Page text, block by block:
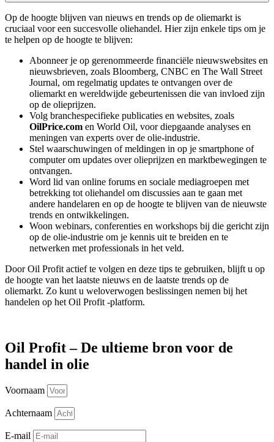
Op de hoogte blijven van nieuws en trends op de oliemarkt is
cruciaal voor een succesvolle oliehandel. Hier zijn enkele tips om je
te helpen op de hoogte te blijven:
Abonneer je op gerenommeerde financiële nieuwswebsites en
nieuwsbrieven, zoals Bloomberg, CNBC en The Wall Street
Journal, om regelmatig updates te ontvangen over de
oliemarkt en wereldwijde gebeurtenissen die van invloed zijn
op de olieprijzen.
Volg branchespecifieke publicaties en websites, zoals
OilPrice.com en World Oil, voor diepgaande analyses en
meningen van experts over de olie-industrie.
Stel waarschuwingen of meldingen in op je smartphone of
computer om updates over olieprijzen en marktbewegingen te
ontvangen.
Word lid van online forums en sociale mediagroepen met
betrekking tot oliehandel om discussies aan te gaan met
andere handelaren en op de hoogte te blijven van de nieuwste
trends en ontwikkelingen.
Woon webinars, conferenties en workshops bij die gericht zijn
op de olie-industrie om je kennis uit te breiden en te
netwerken met professionals in het veld.
Door Oil Profit actief te volgen en deze tips te gebruiken, blijft u op
de hoogte van het laatste nieuws en de laatste trends op de
oliemarkt. Zo kunt u weloverwogen beslissingen nemen bij het
handelen op het Oil Profit -platform.
Oil Profit – De ultieme bron voor de
handel in olie
Voornaam
Achternaam
E-mail